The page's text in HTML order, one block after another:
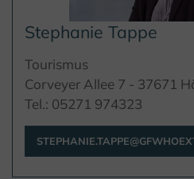
Stephanie Tappe
Tourismus
Corveyer Allee 7 - 37671
Tel.: 05271 974323